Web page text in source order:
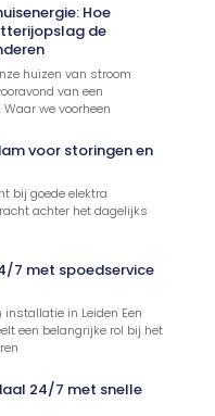
Hoe
de
huizen van stroom
van een
we voorheen
voor storingen en
bij goede elektra
achter het dagelijks
7 met spoedservice
installatie in Leiden Een
een belangrijke rol bij het
24/7 met snelle